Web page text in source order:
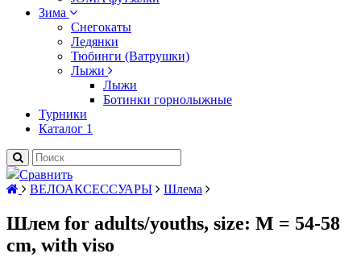
Зима
Снегокаты
Ледянки
Тюбинги (Ватрушки)
Лыжи
Лыжи
Ботинки горнолыжные
Турники
Каталог 1
Сравнить
ВЕЛОАКСЕССУАРЫ
Шлема
Шлем for adults/youths, size: M = 54-58
cm, with viso